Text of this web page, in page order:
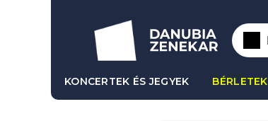
KONCERTEK ÉS JEGYEK BÉRLETEK